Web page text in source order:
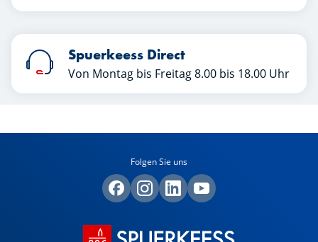
Spuerkeess Direct
Von Montag bis Freitag 8.00 bis 18.00 Uhr
Folgen Sie uns